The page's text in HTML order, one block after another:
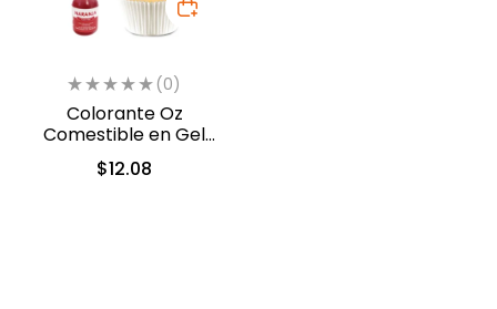
(0)
Colorante Oz
Comestible en Gel
Naranja 10ml (557)
$12.08